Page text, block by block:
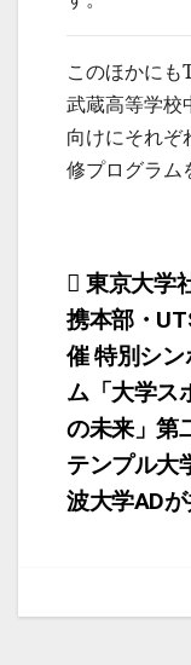
このほかにも
武蔵高等学校
向けにそれぞ
修プログラム
投
稿
ナ
ビ
ゲ
ー
東京大学
携本部・​
催 特別シン
ム「大学ス
の未来」第
テンプル大
波大学​AD